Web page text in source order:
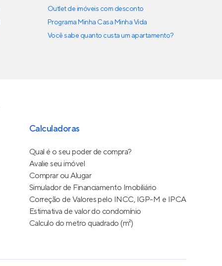
Outlet de imóveis com desconto
Programa Minha Casa Minha Vida
Você sabe quanto custa um apartamento?
Calculadoras
Qual é o seu poder de compra?
Avalie seu imóvel
Comprar ou Alugar
Simulador de Financiamento Imobiliário
Correção de Valores pelo INCC, IGP-M e IPCA
Estimativa de valor do condomínio
Calculo do metro quadrado (m²)